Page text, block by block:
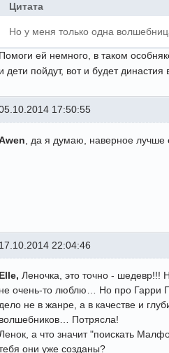
Цитата
Но у меня только одна
Помоги ей немного, в таком
и дети пойдут, вот и будет
17:50:55
, да я думаю, наверное лучше
17.10.2014 22:04:46
Elle, Леночка, это точно - шедевр!!!
не очень-то люблю… Но про Гарри
не в жанре, а в качестве и
волшебников… Потрясла!
а что значит "поискать
они уже созданы?